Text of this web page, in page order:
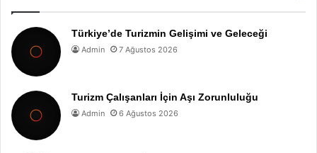
Türkiye’de Turizmin Gelişimi ve Geleceği
Admin 7 Ağustos 2026
Turizm Çalışanları İçin Aşı Zorunluluğu
Admin 6 Ağustos 2026